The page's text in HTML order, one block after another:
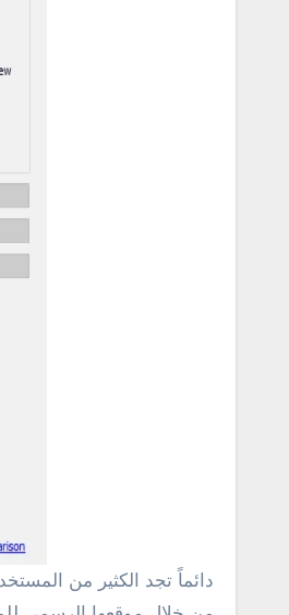
دائماً تجد الكثير من المستخدمين خصوصاً الأقل خبرة فى مجال الأنترنت يسألون عن كيفية تحميل نسخة ويندوز معينة، وهناك الكثير من الطرق التى توفرها شركة مايكروسوفت